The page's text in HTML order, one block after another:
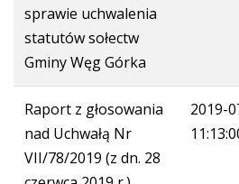
sprawie uchwalenia
statutów sołectw
Gminy Węg Górka
Raport z głosowania
nad Uchwałą Nr
VII/78/2019 (z dn. 28
2019-